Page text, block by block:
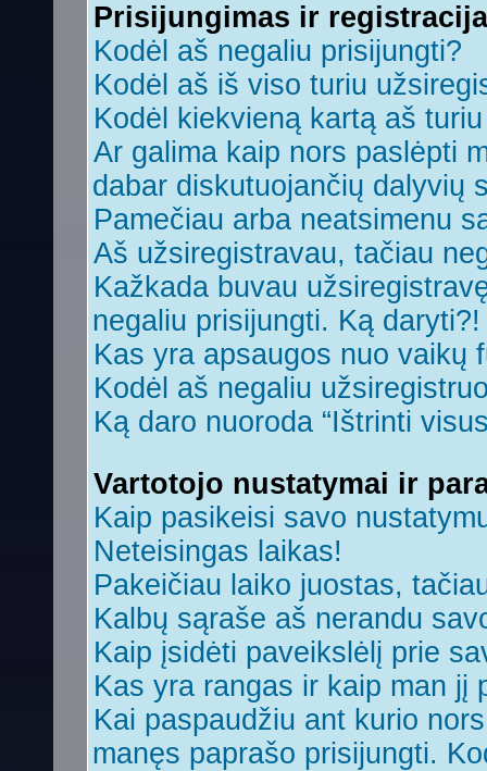
Prisijungimas ir registracija
Kodėl aš negaliu prisijungti?
Kodėl aš iš viso turiu
Kodėl kiekvieną kartą aš
Ar galima kaip nors paslėpti
dabar diskutuojančių dalyvių
Pamečiau arba neatsimenu
Aš užsiregistravau, tačiau
Kažkada buvau
negaliu prisijungti. Ką daryti?!
Kas yra apsaugos nuo vaikų
Kodėl aš negaliu
Ką daro nuoroda “Ištrinti
Vartotojo nustatymai ir
Kaip pasikeisi savo
Neteisingas laikas!
Pakeičiau laiko juostas,
Kalbų sąraše aš nerandu
Kaip įsidėti paveikslėlį prie
Kas yra rangas ir kaip man jį
Kai paspaudžiu ant kurio
manęs paprašo prisijungti.